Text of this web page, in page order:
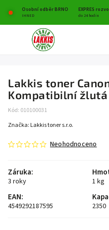
Osobní odběr BRNO EXPRES
IHNED do 24 hodin
Lakkis toner
Kompatibilní žlutá
Kód: 010100031
Neohodnoceno
Záruka:
3 roky 1 kg
EAN:
4549292187595 2350
Značka: Lakkis toner s.r.o.